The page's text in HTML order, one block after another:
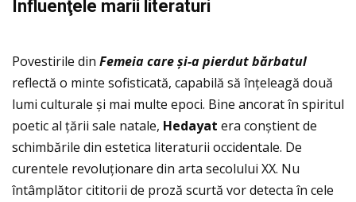
Influenţele marii literaturi
Povestirile din Femeia careși-a pierdut bărbatul
reflectă o minte sofisticată, capabilă să înţeleagă două
lumi culturale și mai multe epoci. Bine ancorat în spiritul
poetic al ţării sale natale, Hedayat era conștient de
schimbările din estetica literaturii occidentale. De
curentele revoluţionare din arta secolului XX. Nu
întâmplător cititorii de proză scurtă vor detecta în cele